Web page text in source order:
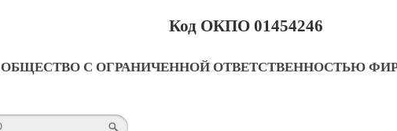
Код ОКПО 01454246
ОБЩЕСТВО С ОГРАНИЧЕННОЙ ОТВЕТСТВЕННОСТЬЮ